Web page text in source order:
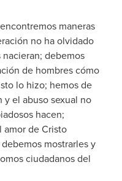
maneras
no ha olvidado
debemos
de hombres cómo
lo hizo; hemos de
y el abuso sexual no
hacen;
amor de Cristo
mostrarles y
ciudadanos del